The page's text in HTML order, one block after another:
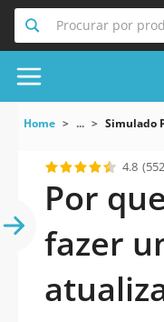
Procurar por
Home ... Simulado
4.8
Por
fazer